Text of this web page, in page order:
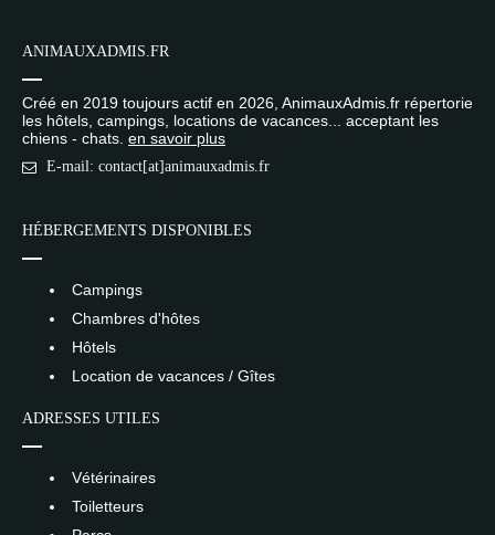
ANIMAUXADMIS.FR
Créé en 2019 toujours actif en 2026, AnimauxAdmis.fr répertorie
les hôtels, campings, locations de vacances... acceptant les
chiens - chats. en savoir plus
E-mail: contact[at]animauxadmis.fr
HÉBERGEMENTS DISPONIBLES
Campings
Chambres d'hôtes
Hôtels
Location de vacances / Gîtes
ADRESSES UTILES
Vétérinaires
Toiletteurs